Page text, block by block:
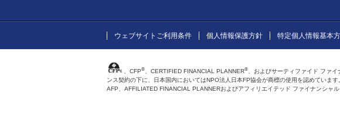
ウェブサイトご利用条件 個人情報保護方針 特定個人情報基本
、CFP®、CERTIFIED FINANCIAL PLANNER®、およびサーティファイド ファイ
ンス契約の下に、日本国内においてはNPO法人日本FP協会が商標の使用を認めています
AFP、AFFILIATED FINANCIAL PLANNERおよびアフィリエイテッド ファイナンシャ